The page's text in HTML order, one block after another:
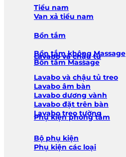
Tiểu nam
Van xả tiểu nam
Bồn tắm
Bồn tắm không Massage
Bồn tắm Massage
Lavabo và chậu tủ
Lavabo và chậu tủ treo
Lavabo âm bàn
Lavabo dương vành
Lavabo đặt trên bàn
Lavabo treo tường
Phụ kiện phòng tắm
Bộ phụ kiện
Phụ kiện các loại